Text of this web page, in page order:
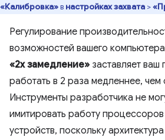
«Калибровка»в настройках захвата >
Регулирование
возможностей вашего
«2x замедление» заставляет
работать в 2 раза медленнее, чем
Инструменты разработчика не
имитировать работу
устройств, поскольку